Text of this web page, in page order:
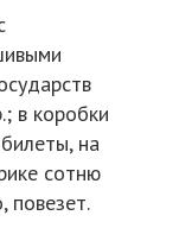
в коробки
на
сотню
повезет.